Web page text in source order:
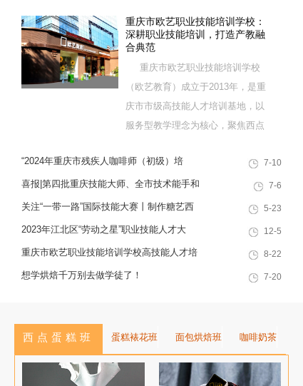
重庆市欧艺职业技能培训学校：
深耕职业技能培训，打造产教融
合典范
重庆市欧艺职业技能培训学校
（欧艺教育）成立于2013年，是重
庆市市级高技能人才培训基地，以
服务型教学理念为核心，聚焦西点
十余载，致力于培养兼具社会责任
感与创新思维的复合型行业高技能
人才，是集技能培训、证书认定、
“2024年重庆市残疾人咖啡师（初级）培
训”职业技能提升计划活动
7-10
喜报|第四批重庆技能大师、全市技术能手和
巴渝青年技能之星名单出炉，重庆欧艺职业
技能培训学校技能人才榜上有名！
7-6
关注“一带一路”国际技能大赛丨制作糖艺西
点，看手艺更考验审美
5-23
2023年江北区“劳动之星”职业技能人才大
赛，我校选手荣获互联网营销师第一名
12-5
重庆市欧艺职业技能培训学校高技能人才培
训基地建设专家指导会会议简报
8-22
想学烘焙千万别去做学徒了！ 7-20
西点蛋糕班 蛋糕裱花班 面包烘焙班 咖啡奶茶